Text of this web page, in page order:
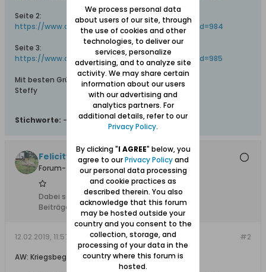
Seite 2:
https://www.danzig.org/en/wp-gallery...ery-img-id=984
Seite 3:
https://www.danzig.org/en/wp-gallery...ery-img-id=985
Mit besten Grüßen
Steffy
Stichworte: -
Felicity, Ehrenmitglied +20.5.2024
Forum-Teilnehmer
Dabei seit:
13.02.2008
Beiträge:
3493
#2
12.02.2019, 11:57
AW: Kriegsbeginn in Danzig-Neufahrwasser
We process personal data
about users of our site, through
the use of cookies and other
technologies, to deliver our
services, personalize
advertising, and to analyze site
activity. We may share certain
information about our users
with our advertising and
analytics partners. For
additional details, refer to our
Privacy Policy.
By clicking "I AGREE" below, you
agree to ourPrivacy Policyand
our personal data processing
and cookie practices as
described therein. You also
acknowledge that this forum
may be hosted outside your
country and you consent to the
collection, storage, and
processing of your data in the
country where this forum is
hosted.